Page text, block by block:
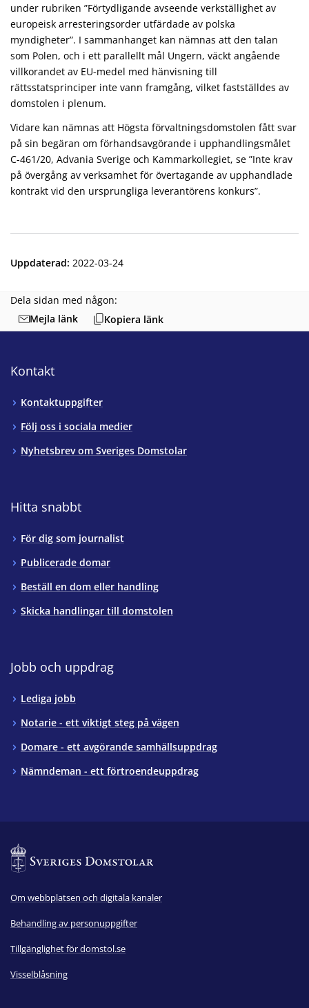
under rubriken ”Förtydligande avseende verkställighet av
europeisk arresteringsorder utfärdade av polska
myndigheter”. I sammanhanget kan nämnas att den talan
som Polen, och i ett parallellt mål Ungern, väckt angående
villkorandet av EU-medel med hänvisning till
rättsstatsprinciper inte vann framgång, vilket fastställdes av
domstolen i plenum.
Vidare kan nämnas att Högsta förvaltningsdomstolen fått svar
på sin begäran om förhandsavgörande i upphandlingsmålet
C-461/20, Advania Sverige och Kammarkollegiet, se ”Inte krav
på övergång av verksamhet för övertagande av upphandlade
kontrakt vid den ursprungliga leverantörens konkurs”.
Uppdaterad: 2022-03-24
Dela sidan med någon:
Mejla länk
Kopiera länk
Kontakt
Kontaktuppgifter
Följ oss i sociala medier
Nyhetsbrev om Sveriges Domstolar
Hitta snabbt
För dig som journalist
Publicerade domar
Beställ en dom eller handling
Skicka handlingar till domstolen
Jobb och uppdrag
Lediga jobb
Notarie - ett viktigt steg på vägen
Domare - ett avgörande samhällsuppdrag
Nämndeman - ett förtroendeuppdrag
Om webbplatsen och digitala kanaler
Behandling av personuppgifter
Tillgänglighet för domstol.se
Visselblåsning